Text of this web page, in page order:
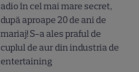
adio în cel mai mare secret,
după aproape 20 de ani de
mariaj! S-a ales praful de
cuplul de aur din industria de
entertaining